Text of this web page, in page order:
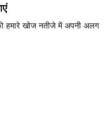
खोज नतीजे में अपनी अलग